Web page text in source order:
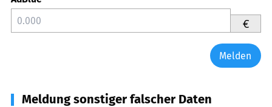
€
Melden
Meldung sonstiger falscher Daten